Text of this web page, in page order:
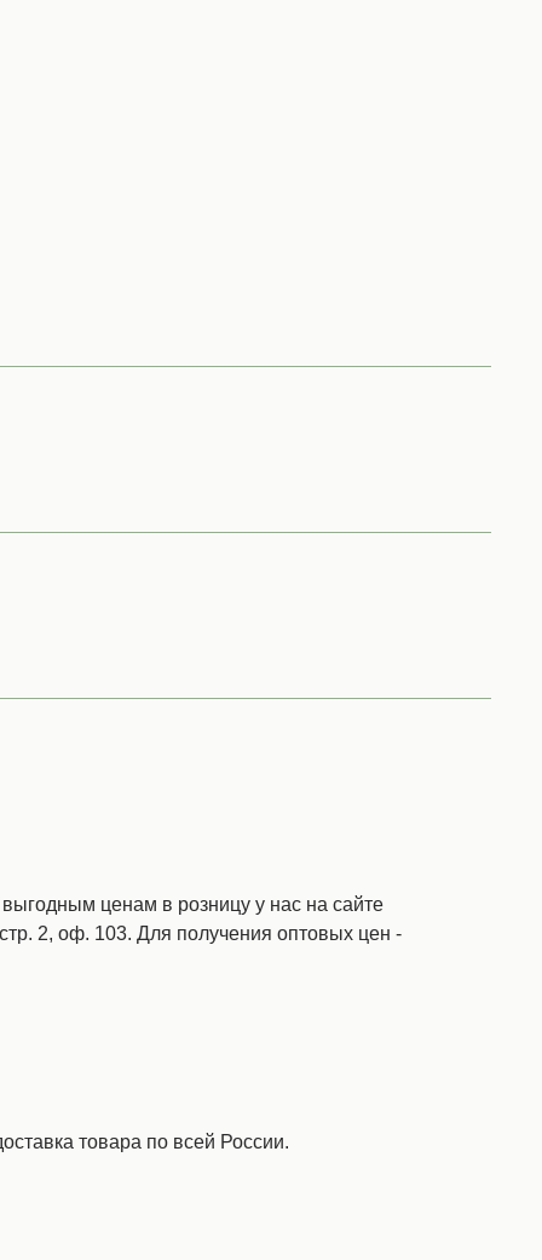
ценам в розницу у нас на сайте
2, оф. 103. Для получения оптовых цен -
товара по всей России.